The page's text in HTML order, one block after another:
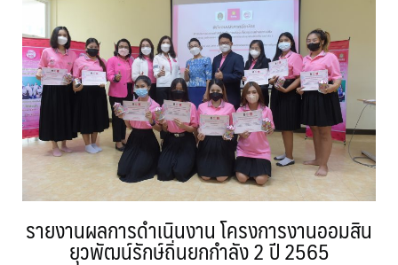
รายงานผลการดำเนินงาน โครงการงานออมสิน
ยุวพัฒน์รักษ์ถิ่นยกกำลัง 2 ปี 2565